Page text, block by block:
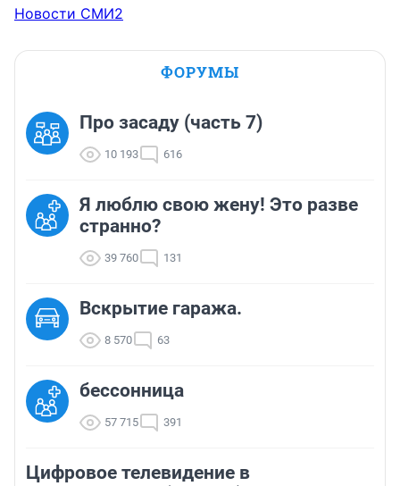
Новости СМИ2
ФОРУМЫ
Про засаду (часть 7)
10 193 616
Я люблю свою жену! Это разве
странно?
39 760 131
Вскрытие гаража.
8 570 63
бессонница
57 715 391
Цифровое телевидение в